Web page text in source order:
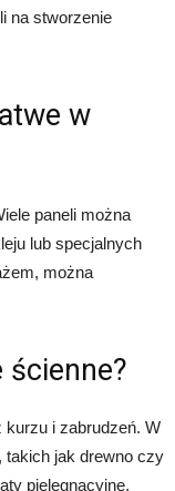
na stworzenie
w
paneli można
lub specjalnych
można
ścienne?
kurzu i zabrudzeń. W
takich jak drewno czy
pielęgnacyjne.